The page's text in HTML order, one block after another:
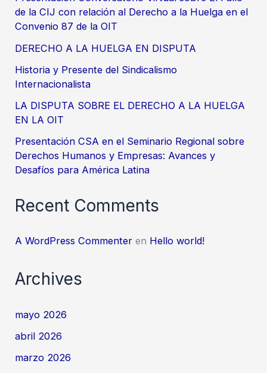
la
Huelga
en
el
Convenio
87
de
la
OIT
de la CIJ con relación al Derecho a la Huelga en el
Convenio 87 de la OIT
DERECHO A LA HUELGA EN DISPUTA
Historia y Presente del Sindicalismo
Internacionalista
LA DISPUTA SOBRE EL DERECHO A LA HUELGA
EN LA OIT
Presentación CSA en el Seminario Regional sobre
Derechos Humanos y Empresas: Avances y
Desafíos para América Latina
Recent Comments
A WordPress Commenter en Hello world!
Archives
mayo 2026
abril 2026
marzo 2026